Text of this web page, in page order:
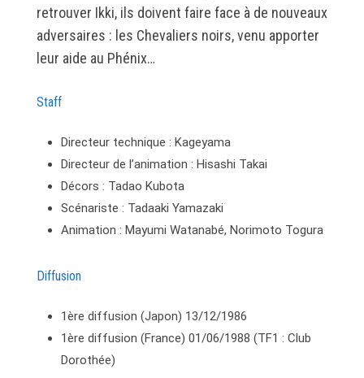
retrouver Ikki, ils doivent faire face à de nouveaux
adversaires : les Chevaliers noirs, venu apporter
leur aide au Phénix…
Staff
Directeur technique : Kageyama
Directeur de l’animation : Hisashi Takai
Décors : Tadao Kubota
Scénariste : Tadaaki Yamazaki
Animation : Mayumi Watanabé, Norimoto Togura
Diffusion
1ère diffusion (Japon) 13/12/1986
1ère diffusion (France) 01/06/1988 (TF1 : Club
Dorothée)